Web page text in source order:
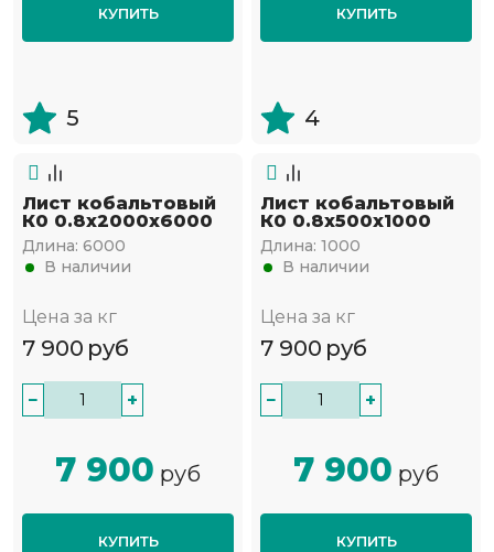
КУПИТЬ
5
КУПИТЬ
4
Лист кобальтовый
К0 0.8x2000x6000
Длина: 6000
В наличии
Цена за кг
7 900 руб
− +
7 900 руб
КУПИТЬ
Лист кобальтовый
К0 0.8x500x1000
Длина: 1000
В наличии
Цена за кг
7 900 руб
− +
7 900 руб
КУПИТЬ